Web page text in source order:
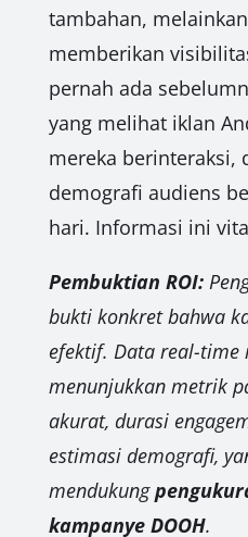
tambahan,
memberikan
pernah ada
yang melihat iklan
mereka berinteraksi,
demografi audiens
hari. Informasi ini
Pembuktian ROI:
bukti konkret bahwa
efektif. Data real-time
menunjukkan metrik
akurat, durasi
estimasi demografi,
mendukung
kampanye DOOH.